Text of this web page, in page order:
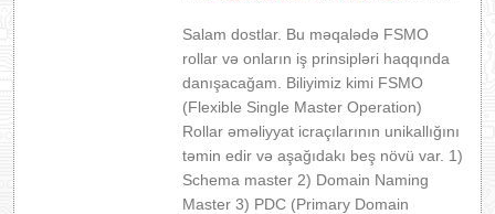
Salam dostlar. Bu məqalədə FSMO
rollar və onların iş prinsipləri haqqında
danışacağam. Biliyimiz kimi FSMO
(Flexible Single Master Operation)
Rollar əməliyyat icraçılarının unikallığını
təmin edir və aşağıdakı beş növü var. 1)
Schema master 2) Domain Naming
Master 3) PDC (Primary Domain